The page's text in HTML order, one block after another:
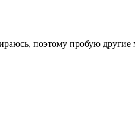
поэтому пробую другие